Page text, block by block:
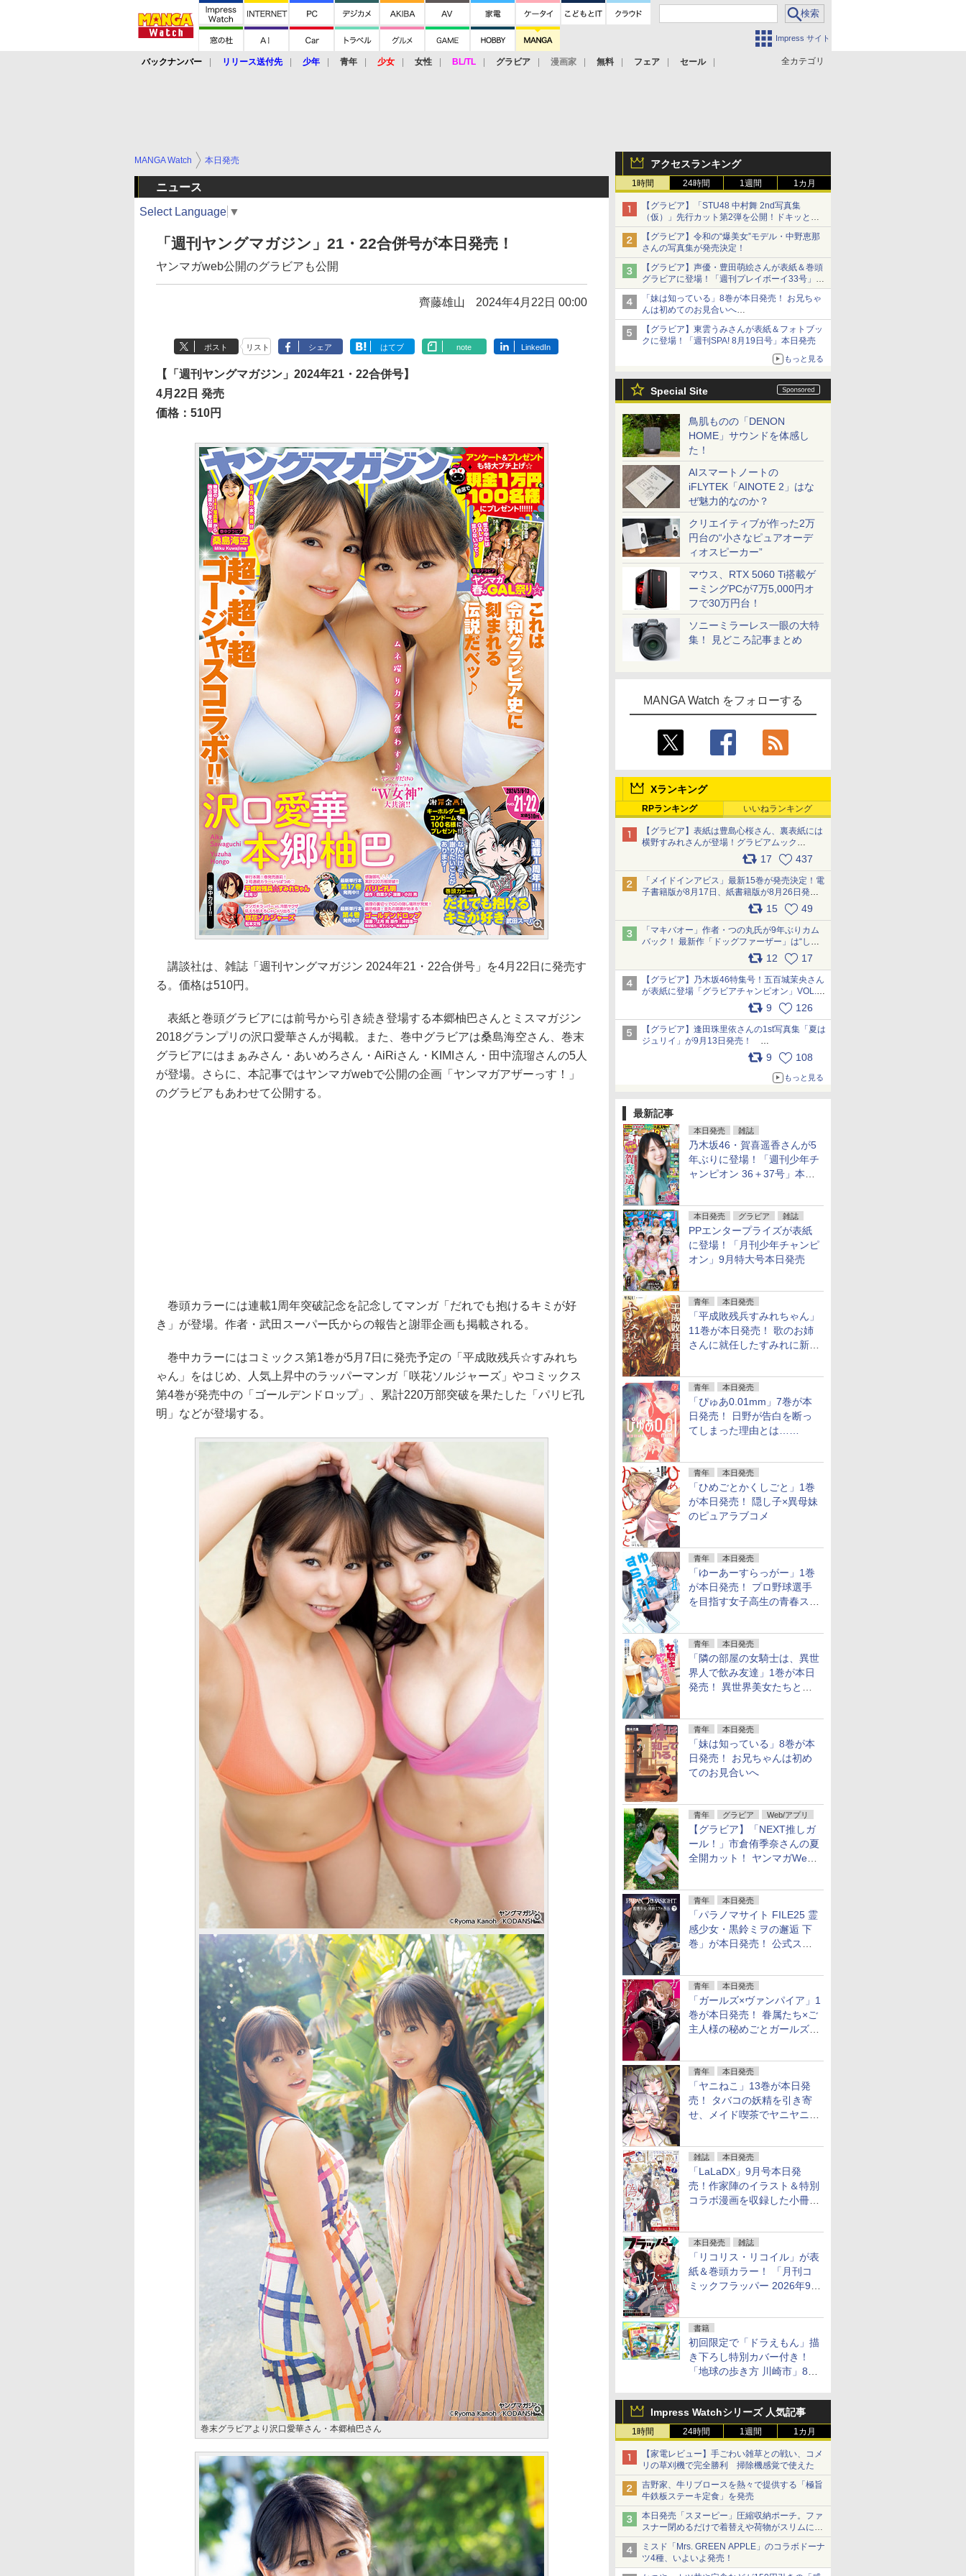
Impress サイト
全カテゴリ
バックナンバー リリース送付先 少年 青年 少女 女性 BL/TL グラビア 漫画家 無料 フェア セール
アクセスランキング
1時間 24時間 1週間 1カ月
【グラビア】「STU48 中村舞 2nd写真集
（仮）」先行カット第2弾を公開！ドキッとす
るランジェリーカットなど新たな挑戦
【グラビア】令和の“爆美女”モデル・中野恵那
さんの写真集が発売決定！
【グラビア】声優・豊田萌絵さんが表紙＆巻頭
グラビアに登場！「週刊プレイボーイ33号」本
日発売
「妹は知っている」8巻が本日発売！ お兄ちゃ
んは初めてのお見合いへ
累計発行部数は90万部を突破！
【グラビア】東雲うみさんが表紙＆フォトブッ
クに登場！「週刊SPA! 8月19日号」本日発売
もっと見る
Special Site
鳥肌ものの「DENON
HOME」サウンドを体感し
た！
AIスマートノートの
iFLYTEK「AINOTE 2」はな
ぜ魅力的なのか？
クリエイティブが作った2万
円台の“小さなピュアオーデ
ィオスピーカー”
マウス、RTX 5060 Ti搭載ゲ
ーミングPCが7万5,000円オ
フで30万円台！
ソニーミラーレス一眼の大特
集！ 見どころ記事まとめ
MANGA Watch をフォローする
Xランキング
RPランキング いいねランキング
【グラビア】表紙は豊島心桜さん、裏表紙には
横野すみれさんが登場！グラビアムック
「PARADE」2026夏号が本日発売
17 437
「メイドインアビス」最新15巻が発売決定！電
子書籍版が8月17日、紙書籍版が8月26日発
売！ 「回想器」のメッセージ＆ナナチの容態
は…… pic.x.com/SB3vTFdNbx
15 49
「マキバオー」作者・つの丸氏が9年ぶりカム
バック！ 最新作「ドッグファーザー」は“しゃ
べらない動物”とのリアルな暮らしを描く 「も
うこれ以上の幸せはない」……一緒に暮らす愛
犬たちへ… pic.x.com/hEr88DgVyD
12 17
【グラビア】乃木坂46特集号！五百城茉央さん
が表紙に登場「グラビアチャンピオン」VOL.13
本日発売 先行カットを一部公開
9 126
【グラビア】逢田珠里依さんの1st写真集「夏は
ジュリイ」が9月13日発売！
9 108
もっと見る
最新記事
本日発売 雑誌
乃木坂46・賀喜遥香さんが5
年ぶりに登場！「週刊少年チ
ャンピオン 36＋37号」本日
本日発売 グラビア 雑誌
PPエンタープライズが表紙
に登場！「月刊少年チャンピ
オン」9月特大号本日発売
青年 本日発売
「平成敗残兵すみれちゃん」
11巻が本日発売！ 歌のお姉
さんに就任したすみれに新た
青年 本日発売
「ぴゅあ0.01mm」7巻が本
日発売！ 日野が告白を断っ
てしまった理由とは……
青年 本日発売
「ひめごとかくしごと」1巻
が本日発売！ 隠し子×異母妹
のピュアラブコメ
青年 本日発売
「ゆーあーすらっがー」1巻
が本日発売！ プロ野球選手
を目指す女子高生の青春スト
青年 本日発売
「隣の部屋の女騎士は、異世
界人で飲み友達」1巻が本日
発売！ 異世界美女たちとハ
青年 本日発売
「妹は知っている」8巻が本
日発売！ お兄ちゃんは初め
てのお見合いへ
青年 グラビア Web/アプリ
【グラビア】「NEXT推しガ
ール！」市倉侑季奈さんの夏
全開カット！ ヤンマガWeb
青年 本日発売
「パラノマサイト FILE25 霊
感少女・黒鈴ミヲの邂逅 下
巻」が本日発売！ 公式スピ
青年 本日発売
「ガールズ×ヴァンパイア」1
巻が本日発売！ 眷属たち×ご
主人様の秘めごとガールズラ
青年 本日発売
「ヤニねこ」13巻が本日発
売！ タバコの妖精を引き寄
せ、メイド喫茶でヤニヤニき
雑誌 本日発売
「LaLaDX」9月号本日発
売！作家陣のイラスト＆特別
コラボ漫画を収録した小冊子
本日発売 雑誌
「リコリス・リコイル」が表
紙＆巻頭カラー！ 「月刊コ
ミックフラッパー 2026年9月
書籍
初回限定で「ドラえもん」描
き下ろし特別カバー付き！
「地球の歩き方 川崎市」8月
詰め込んだ旅辞典
Impress Watchシリーズ 人気記事
1時間 24時間 1週間 1カ月
【家電レビュー】手ごわい雑草との戦い、コメ
リの草刈機で完全勝利 掃除機感覚で使えた
吉野家、牛リブロースを熱々で提供する「極旨
牛鉄板ステーキ定食」を発売
本日発売「スヌーピー」圧縮収納ポーチ。ファ
スナー閉めるだけで着替えや荷物がスリムにま
とまる
ミスド「Mrs. GREEN APPLE」のコラボドーナ
ツ4種、いよいよ発売！
MANGA Watch 本日発売
ニュース
Select Language ▼
「週刊ヤングマガジン」21・22合併号が本日発売！
ヤンマガweb公開のグラビアも公開
齊藤雄山 2024年4月22日 00:00
ポスト リスト シェア はてブ note LinkedIn
【「週刊ヤングマガジン」2024年21・22合併号】
4月22日 発売
価格：510円
講談社は、雑誌「週刊ヤングマガジン 2024年21・22合併号」を4月22日に発売す
る。価格は510円。
表紙と巻頭グラビアには前号から引き続き登場する本郷柚巴さんとミスマガジン
2018グランプリの沢口愛華さんが掲載。また、巻中グラビアは桑島海空さん、巻末
グラビアにはまぁみさん・あいめろさん・AiRiさん・KIMIさん・田中流瑠さんの5人
が登場。さらに、本記事ではヤンマガwebで公開の企画「ヤンマガアザーっす！」
のグラビアもあわせて公開する。
巻頭カラーには連載1周年突破記念を記念してマンガ「だれでも抱けるキミが好
き」が登場。作者・武田スーパー氏からの報告と謝罪企画も掲載される。
巻中カラーにはコミックス第1巻が5月7日に発売予定の「平成敗残兵☆すみれち
ゃん」をはじめ、人気上昇中のラッパーマンガ「咲花ソルジャーズ」やコミックス
第4巻が発売中の「ゴールデンドロップ」、累計220万部突破を果たした「パリピ孔
明」などが登場する。
巻末グラビアより沢口愛華さん・本郷柚巴さん